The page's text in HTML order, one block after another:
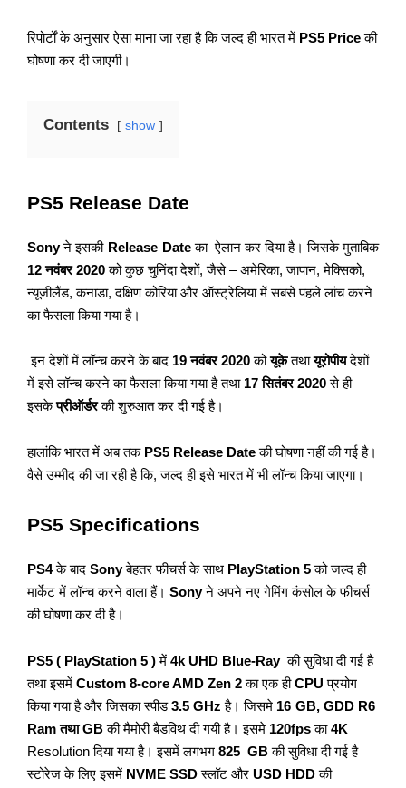
रिपोर्टों के अनुसार ऐसा माना जा रहा है कि जल्द ही भारत में PS5 Priceकी
घोषणा कर दी जाएगी।
Contents show
PS5 Release Date
Sonyने इसकी Release Dateका ऐलान कर दिया है। जिसके मुताबिक
12 नवंबर 2020को कुछ चुनिंदा देशों, जैसे – अमेरिका, जापान, मेक्सिको,
न्यूजीलैंड, कनाडा, दक्षिण कोरिया और ऑस्ट्रेलिया में सबसे पहले लांच करने
का फैसला किया गया है।
इन देशों में लॉन्च करने के बाद 19 नवंबर 2020कोयूकेतथायूरोपीयदेशों
में इसे लॉन्च करने का फैसला किया गया है तथा 17 सितंबर 2020से ही
इसकेप्रीऑर्डरकी शुरुआत कर दी गई है।
हालांकि भारत में अब तक PS5 Release Dateकी घोषणा नहीं की गई है।
वैसे उम्मीद की जा रही है कि, जल्द ही इसे भारत में भी लॉन्च किया जाएगा।
PS5 Specifications
PS4के बाद Sonyबेहतर फीचर्स के साथ PlayStation 5को जल्द ही
मार्केट में लॉन्च करने वाला हैं। Sonyने अपने नए गेमिंग कंसोल के फीचर्स
की घोषणा कर दी है।
PS5 ( PlayStation 5 )में 4k UHD Blue-Rayकी सुविधा दी गई है
तथा इसमें Custom 8-core AMD Zen 2का एक हीCPUप्रयोग
किया गया है और जिसका स्पीड3.5 GHzहै। जिसमे 16 GB, GDD R6
Ram तथा GBकी मैमोरी बैडविथ दी गयी है। इसमे 120fpsका4K
Resolution दिया गया है। इसमें लगभग 825 GBकी सुविधा दी गई है
स्टोरेज के लिए इसमें NVME SSDस्लॉट और USD HDDकी